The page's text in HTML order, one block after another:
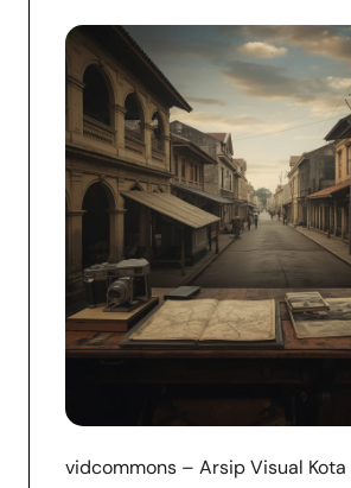
vidcommons – Arsip Visual Kota